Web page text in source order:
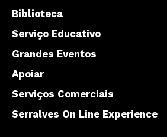
Biblioteca
Serviço Educativo
Grandes Eventos
Apoiar
Serviços Comerciais
Serralves On Line Experience